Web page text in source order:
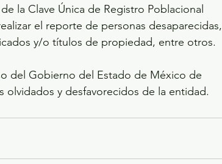
la Clave Única de Registro Poblacional
el reporte de personas desaparecidas,
y/o títulos de propiedad, entre otros.
del Gobierno del Estado de México de
olvidados y desfavorecidos de la entidad.